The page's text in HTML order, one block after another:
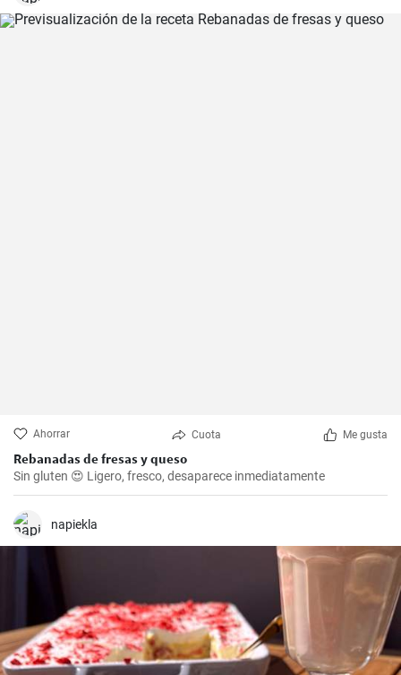
Ahorrar Cuota Me gusta
Rebanadas de fresas y queso
Sin gluten 😍 Ligero, fresco, desaparece inmediatamente
napiekla